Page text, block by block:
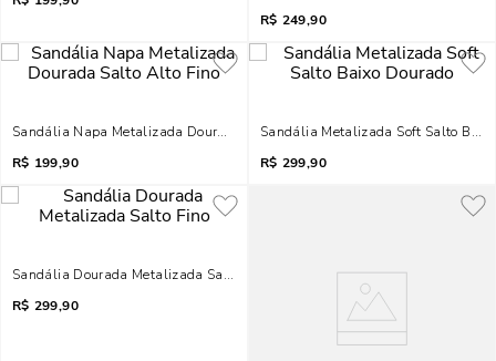
R$ 249,90
Sandália Napa Metalizada Dourada Salto Alto Fino
R$ 199,90
Sandália Metalizada Soft Salto
R$ 299,90
Sandália Dourada Metalizada Salto Fino
R$ 299,90